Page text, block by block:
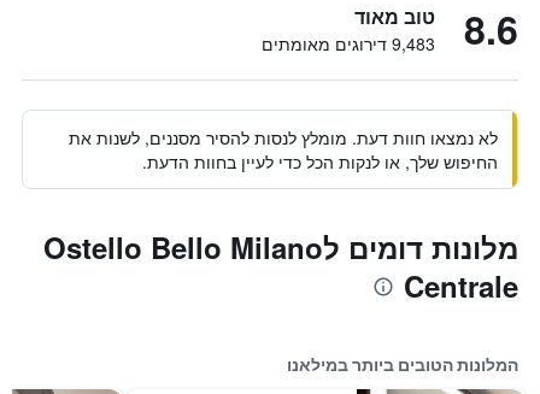
8.6 טוב מאוד
9,483 דירוגים מאומתים
לא נמצאו חוות דעת. מומלץ לנסות להסיר מסננים, לשנות את
החיפוש שלך, או לנקות הכל כדי לעיין בחוות הדעת.
מלונות דומים לOstello Bello Milano
Centrale
המלונות הטובים ביותר במילאנו